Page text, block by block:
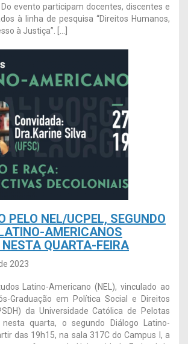
evento participam docentes, discentes e
à linha de pesquisa “Direitos Humanos,
à Justiça”. […]
PELO NEL/UCPEL, SEGUNDO
AMERICANOS
QUARTA-FEIRA
2023
Latino-Americano (NEL), vinculado ao
Graduação em Política Social e Direitos
da Universidade Católica de Pelotas
nesta quarta, o segundo Diálogo Latino-
das 19h15, na sala 317C do Campus I, a